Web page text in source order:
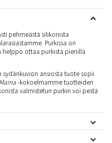
pehmeästä silikonista
Purkissa on
helppo ottaa purkista pienillä
sydänkuvion ansiosta tuote sopii
-kokoelmamme tuotteiden
valmistetun purkin voi pestä